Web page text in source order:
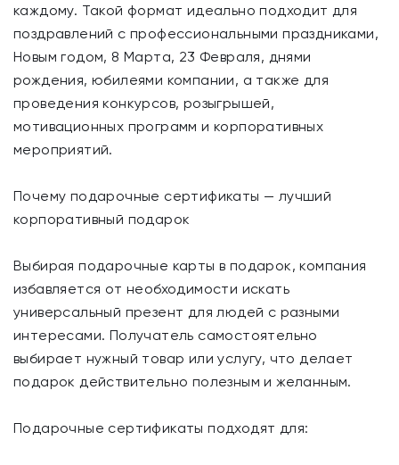
каждому. Такой формат идеально подходит для
поздравлений с профессиональными праздниками,
Новым годом, 8 Марта, 23 Февраля, днями
рождения, юбилеями компании, а также для
проведения конкурсов, розыгрышей,
мотивационных программ и корпоративных
мероприятий.
Почему подарочные сертификаты — лучший
корпоративный подарок
Выбирая подарочные карты в подарок, компания
избавляется от необходимости искать
универсальный презент для людей с разными
интересами. Получатель самостоятельно
выбирает нужный товар или услугу, что делает
подарок действительно полезным и желанным.
Подарочные сертификаты подходят для: